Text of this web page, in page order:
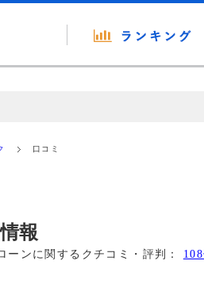
います。
口コミ
報
ーンに関するクチコミ・評判：